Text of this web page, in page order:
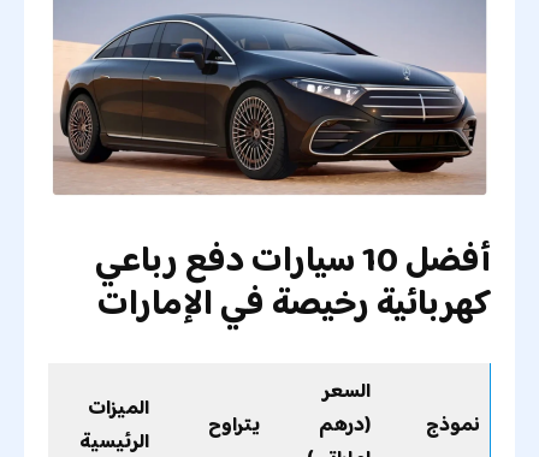
أفضل 10 سيارات دفع رباعي
كهربائية رخيصة في الإمارات
نموذج
السعر
(درهم
يتراوح
الميزات
الرئيسية